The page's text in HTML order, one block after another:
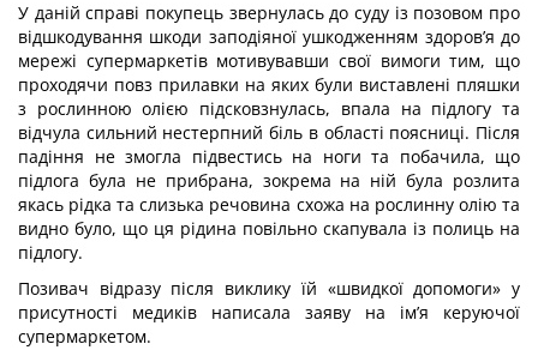
У даній справі покупець звернулась до суду із позовом про
відшкодування шкоди заподіяної ушкодженням здоров’я до
мережі супермаркетів мотивувавши свої вимоги тим, що
проходячи повз прилавки на яких були виставлені пляшки
з рослинною олією підсковзнулась, впала на підлогу та
відчула сильний нестерпний біль в області поясниці. Після
падіння не змогла підвестись на ноги та побачила, що
підлога була не прибрана, зокрема на ній була розлита
якась рідка та слизька речовина схожа на рослинну олію та
видно було, що ця рідина повільно скапувала із полиць на
підлогу.
Позивач відразу після виклику їй «швидкої допомоги» у
присутності медиків написала заяву на ім’я керуючої
супермаркетом.